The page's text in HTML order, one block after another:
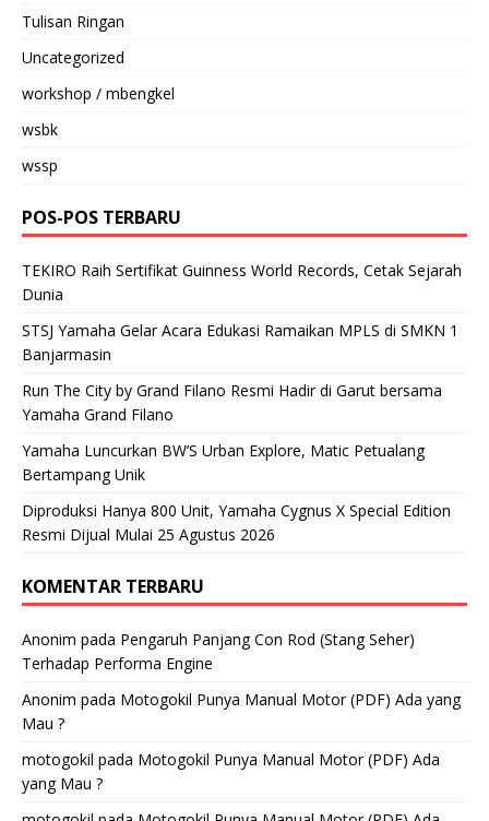
Tulisan Ringan
Uncategorized
workshop / mbengkel
wsbk
wssp
POS-POS TERBARU
TEKIRO Raih Sertifikat Guinness World Records, Cetak Sejarah
Dunia
STSJ Yamaha Gelar Acara Edukasi Ramaikan MPLS di SMKN 1
Banjarmasin
Run The City by Grand Filano Resmi Hadir di Garut bersama
Yamaha Grand Filano
Yamaha Luncurkan BW’S Urban Explore, Matic Petualang
Bertampang Unik
Diproduksi Hanya 800 Unit, Yamaha Cygnus X Special Edition
Resmi Dijual Mulai 25 Agustus 2026
KOMENTAR TERBARU
Anonim pada Pengaruh Panjang Con Rod (Stang Seher)
Terhadap Performa Engine
Anonim pada Motogokil Punya Manual Motor (PDF) Ada yang
Mau ?
motogokil pada Motogokil Punya Manual Motor (PDF) Ada
yang Mau ?